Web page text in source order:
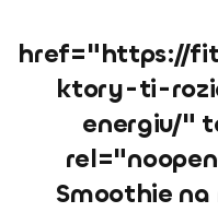
href="https://
ktory-ti-
energiu/"
Smoothie